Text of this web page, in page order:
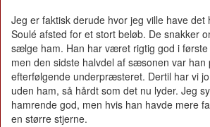
Jeg er faktisk derude hvor jeg ville have det
Soulé afsted for et stort beløb. De snakker
sælge ham. Han har været rigtig god i
men den sidste halvdel af sæsonen var
efterfølgende underpræsteret. Dertil har vi
uden ham, så hårdt som det nu lyder. Jeg
hamrende god, men hvis han havde mere
en større stjerne.